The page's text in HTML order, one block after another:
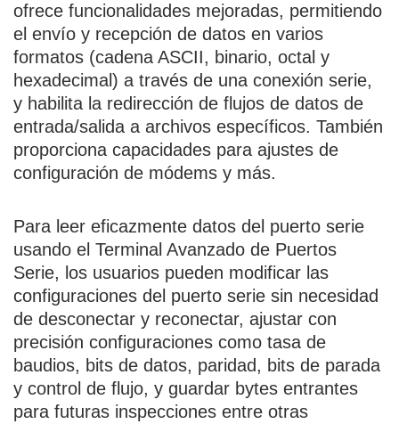
ofrece funcionalidades mejoradas, permitiendo
el envío y recepción de datos en varios
formatos (cadena ASCII, binario, octal y
hexadecimal) a través de una conexión serie,
y habilita la redirección de flujos de datos de
entrada/salida a archivos específicos. También
proporciona capacidades para ajustes de
configuración de módems y más.
Para leer eficazmente datos del puerto serie
usando el Terminal Avanzado de Puertos
Serie, los usuarios pueden modificar las
configuraciones del puerto serie sin necesidad
de desconectar y reconectar, ajustar con
precisión configuraciones como tasa de
baudios, bits de datos, paridad, bits de parada
y control de flujo, y guardar bytes entrantes
para futuras inspecciones entre otras